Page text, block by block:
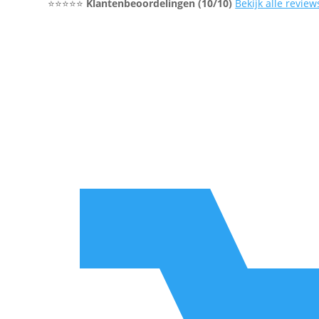
⭐⭐⭐⭐⭐ Klantenbeoordelingen (10/10) Bekijk alle